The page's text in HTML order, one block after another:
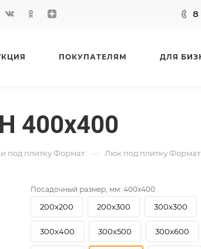
8
ПОКУПАТЕЛЯМ ДЛЯ
400х400
под плитку Формат — Люк под плитку
Посадочный размер, мм: 400х400
200х200 200х300 300х300
300х400 300х500 300х600